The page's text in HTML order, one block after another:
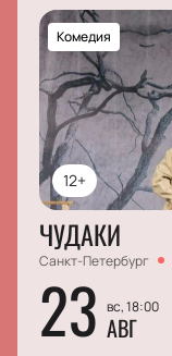
12+
Комедия
ЧУДАКИ
Санкт-Петербург
23 вс, 18:00
АВГ